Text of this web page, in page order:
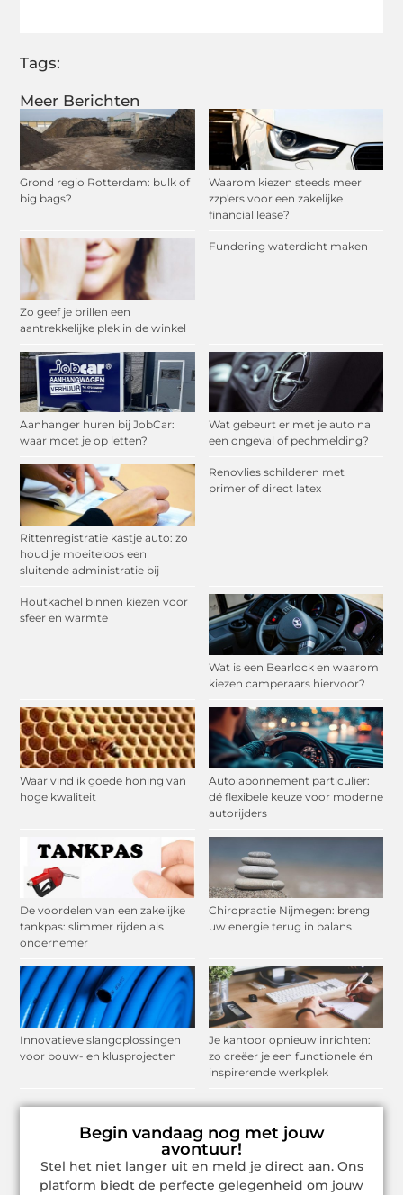
Meer Berichten
Grond regio Rotterdam: bulk of
big bags?
Waarom kiezen steeds meer
zzp'ers voor een zakelijke
financial lease?
Zo geef je brillen een
aantrekkelijke plek in de winkel
Fundering waterdicht maken
Aanhanger huren bij JobCar:
waar moet je op letten?
Wat gebeurt er met je auto na
een ongeval of pechmelding?
Rittenregistratie kastje auto: zo
houd je moeiteloos een
sluitende administratie bij
Renovlies schilderen met
primer of direct latex
Houtkachel binnen kiezen voor
sfeer en warmte
Wat is een Bearlock en waarom
kiezen camperaars hiervoor?
Waar vind ik goede honing van
hoge kwaliteit
Auto abonnement particulier:
dé flexibele keuze voor moderne
autorijders
De voordelen van een zakelijke
tankpas: slimmer rijden als
ondernemer
Chiropractie Nijmegen: breng
uw energie terug in balans
Innovatieve slangoplossingen
voor bouw- en klusprojecten
Je kantoor opnieuw inrichten:
zo creëer je een functionele én
inspirerende werkplek
Begin vandaag nog met jouw
avontuur!
Stel het niet langer uit en meld je direct aan. Ons
platform biedt de perfecte gelegenheid om jouw
Tags: